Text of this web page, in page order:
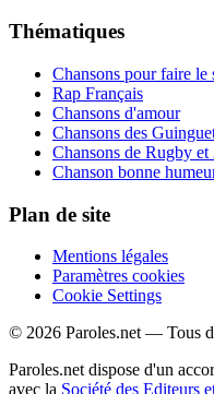
Thématiques
Chansons pour faire le
Rap Français
Chansons d'amour
Chansons des
Chansons de Rugby et
Chanson bonne
Plan de site
Mentions légales
Paramètres cookies
Cookie Settings
© 2026 Paroles.net — Tous
Paroles.net dispose d'un
avec la Société des Editeurs